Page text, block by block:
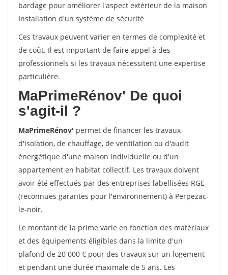
bardage pour améliorer l'aspect extérieur de la maison
Installation d'un système de sécurité
Ces travaux peuvent varier en termes de complexité et
de coût. Il est important de faire appel à des
professionnels si les travaux nécessitent une expertise
particulière.
MaPrimeRénov' De quoi
s'agit-il ?
MaPrimeRénov' permet de financer les travaux
d'isolation, de chauffage, de ventilation ou d'audit
énergétique d'une maison individuelle ou d'un
appartement en habitat collectif. Les travaux doivent
avoir été effectués par des entreprises labellisées RGE
(reconnues garantes pour l'environnement) à Perpezac-
le-noir.
Le montant de la prime varie en fonction des matériaux
et des équipements éligibles dans la limite d'un
plafond de 20 000 € pour des travaux sur un logement
et pendant une durée maximale de 5 ans. Les